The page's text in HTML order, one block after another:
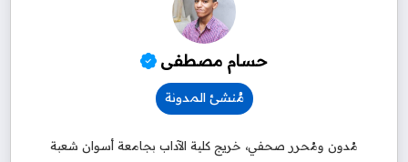
مُنشئ المدونة
مُدون ومُحرر صحفي، خريج كلية الآداب بجامعة أسوان شعبة